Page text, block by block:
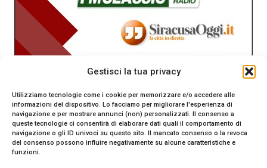
Gestisci la tua privacy
Utilizziamo tecnologie come i cookie per memorizzare e/o accedere alle
informazioni del dispositivo. Lo facciamo per migliorare l'esperienza di
navigazione e per mostrare annunci (non) personalizzati. Il consenso a
queste tecnologie ci consentirà di elaborare dati quali il comportamento di
navigazione o gli ID univoci su questo sito. Il mancato consenso o la revoca
del consenso possono influire negativamente su alcune caratteristiche e
funzioni.